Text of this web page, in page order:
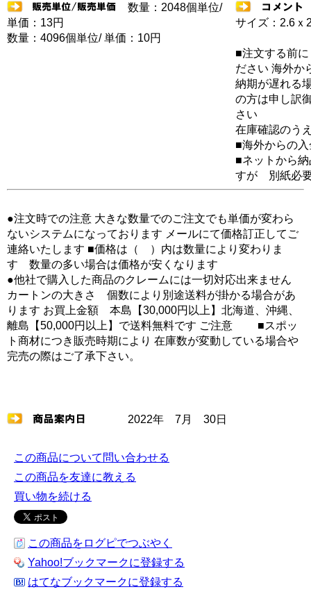
数量：2048個単位/
単価：13円
数量：4096個単位/ 単価：10円
サイズ：2.6ｘ
■注文する前
ださい 海外か
納期が遅れる
の方は申し訳
さい
在庫確認のう
■海外からの
■ネットから
すが 別紙必
●注文時での注意 大きな数量でのご注文でも単価が変わら
ないシステムになっております メールにて価格訂正してご
連絡いたします ■価格は（ ）内は数量により変わりま
す 数量の多い場合は価格が安くなります
●他社で購入した商品のクレームには一切対応出来ません
カートンの大きさ 個数により別途送料が掛かる場合があ
ります お買上金額 本島【30,000円以上】北海道、沖縄、
離島【50,000円以上】で送料無料です ご注意 ■スポッ
ト商材につき販売時期により 在庫数が変動している場合や
完売の際はご了承下さい。
2022年 7月 30日
この商品について問い合わせる
この商品を友達に教える
買い物を続ける
この商品をログピでつぶやく
Yahoo!ブックマークに登録する
はてなブックマークに登録する